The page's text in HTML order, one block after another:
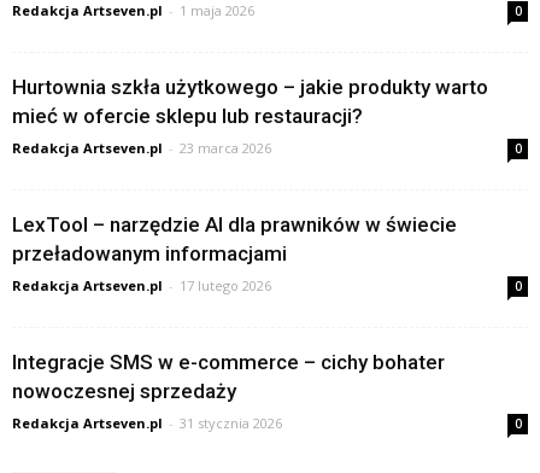
Redakcja Artseven.pl - 1 maja 2026 0
Hurtownia szkła użytkowego – jakie produkty warto
mieć w ofercie sklepu lub restauracji?
Redakcja Artseven.pl - 23 marca 2026 0
LexTool – narzędzie AI dla prawników w świecie
przeładowanym informacjami
Redakcja Artseven.pl - 17 lutego 2026 0
Integracje SMS w e-commerce – cichy bohater
nowoczesnej sprzedaży
Redakcja Artseven.pl - 31 stycznia 2026 0